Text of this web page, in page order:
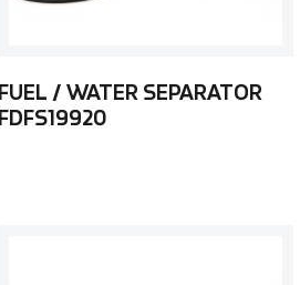
FUEL / WATER SEPARATOR
FDFS19920